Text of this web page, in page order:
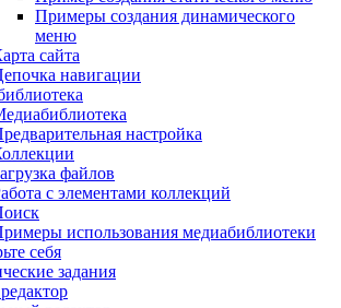
Примеры создания динамического
меню
сайта
навигации
настройка
файлов
с элементами коллекций
использования медиабиблиотеки
себя
задания